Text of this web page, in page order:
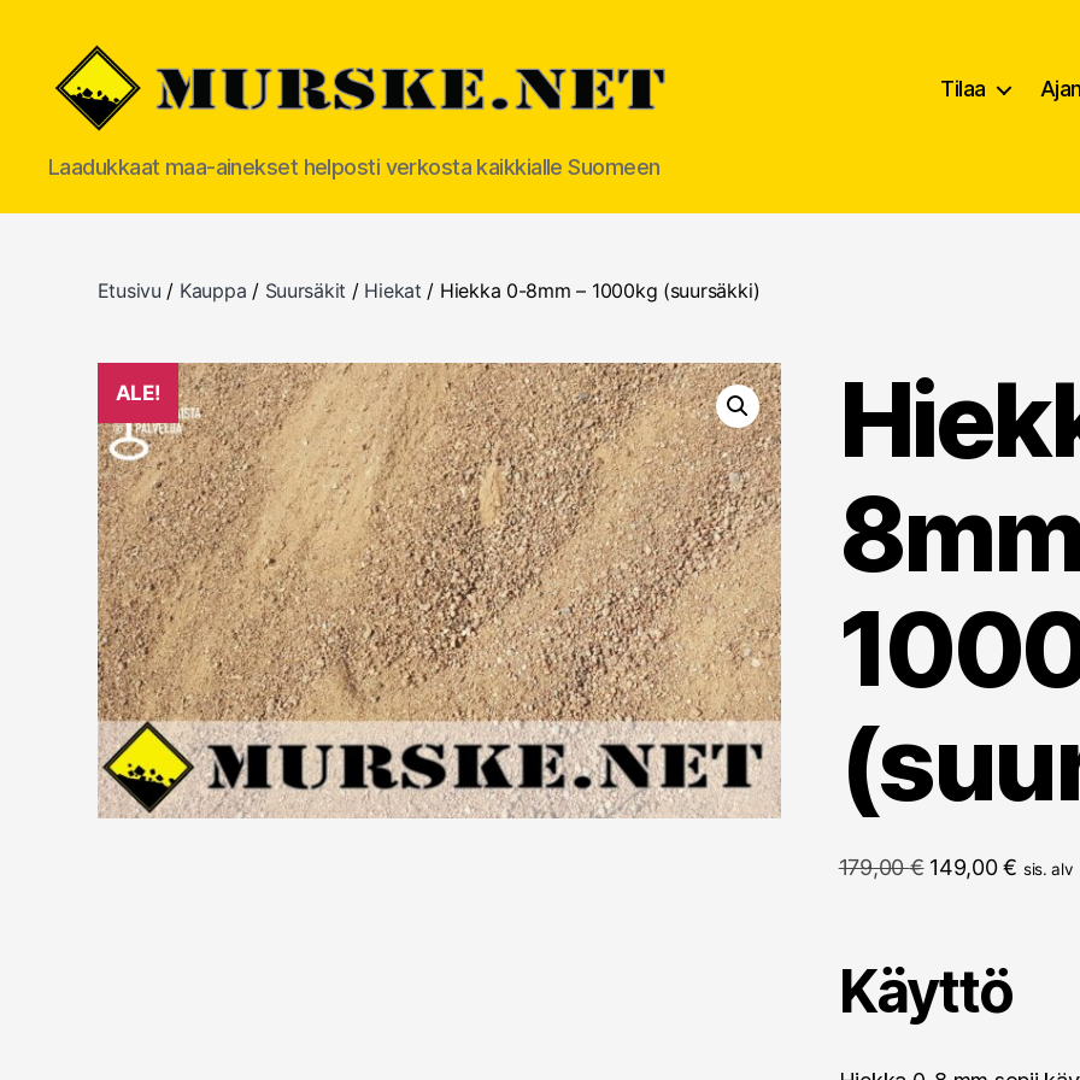
MURSKE.NET
Laadukkaat maa-ainekset helposti verkosta kaikkialle Suomeen
Tilaa
Etusivu / Kauppa / Suursäkit / Hiekat / Hiekka 0-8mm – 1000kg (suursäkki)
ALE!
179,00€ Alkuperäinen
179,00 €.
149,00€ sis. alv
Käyttö